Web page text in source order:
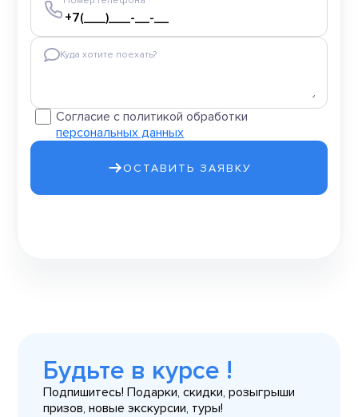
Куда хотите поехать?
Согласие с политикой обработки
персональных данных
ОСТАВИТЬ ЗАЯВКУ
Будьте в курсе !
Подпишитесь! Подарки, скидки, розыгрыши
призов, новые экскурсии, туры!